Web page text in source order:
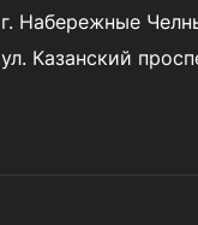
г. Набережные
ул. Казанский